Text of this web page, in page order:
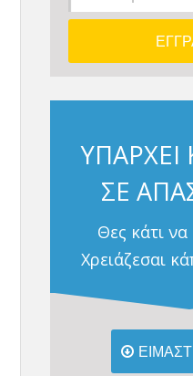
ΥΠΑΡΧΕΙ
ΣΕ
Θες κάτι να
Χρειάζεσαι